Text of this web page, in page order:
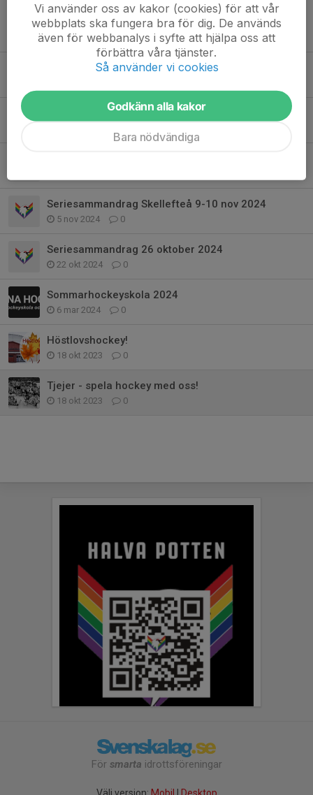
Tidigare nyheter
Seriesammandrag Gällivare 8 februari 2025
Seriesammandrag Umeå 10-12 januari 2025
Seriesammandrag Skellefteå 9-10 nov 2024
5 nov 2024 0
Seriesammandrag 26 oktober 2024
22 okt 2024 0
Sommarhockeyskola 2024
6 mar 2024 0
Höstlovshockey!
18 okt 2023 0
Tjejer - spela hockey med oss!
18 okt 2023 0
För smarta idrottsföreningar
Välj version: Mobil Desktop
Vi använder oss av kakor (cookies) för att vår
webbplats ska fungera bra för dig. De används
även för webbanalys i syfte att hjälpa oss att
förbättra våra tjänster.
Så använder vi cookies
Godkänn alla kakor
Bara nödvändiga